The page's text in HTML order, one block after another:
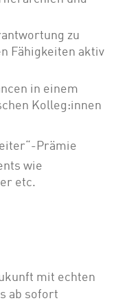
zu
Fähigkeiten aktiv
in einem
Kolleg:innen
Prämie
wie
etc.
mit echten
ab sofort